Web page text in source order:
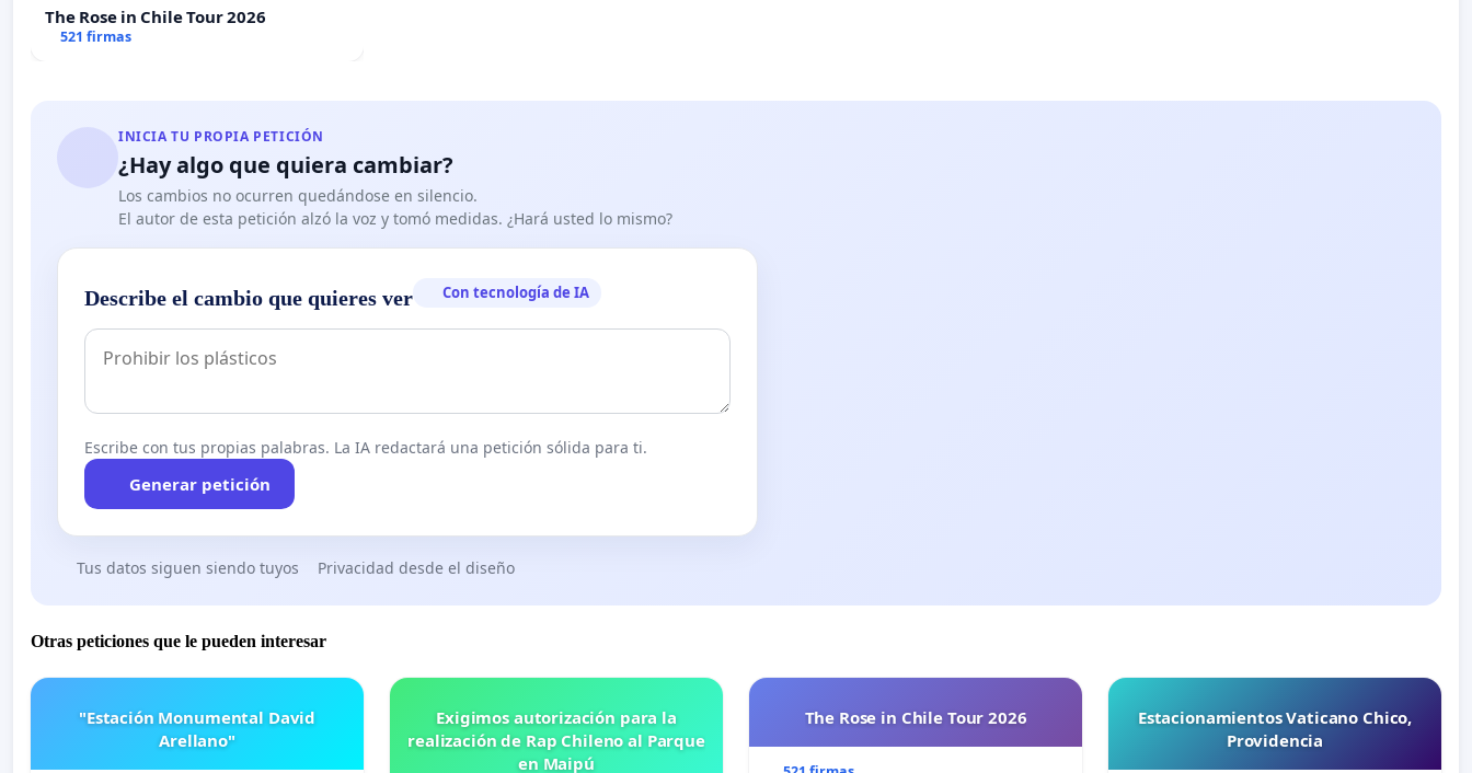
The Rose in Chile Tour 2026
521 firmas
INICIA TU PROPIA PETICIÓN
¿Hay algo que quiera cambiar?
Los cambios no ocurren quedándose en silencio.
El autor de esta petición alzó la voz y tomó medidas. ¿Hará usted lo mismo?
Describe el cambio que quieres ver Con tecnología de IA
Escribe con tus propias palabras. La IA redactará una petición sólida para ti.
Generar petición
Tus datos siguen siendo tuyos Privacidad desde el diseño
Otras peticiones que le pueden interesar
"Estación Monumental David
Arellano"
Exigimos autorización para la
realización de Rap Chileno al Parque
en Maipú
The Rose in Chile Tour 2026
Estacionamientos Vaticano Chico,
Providencia